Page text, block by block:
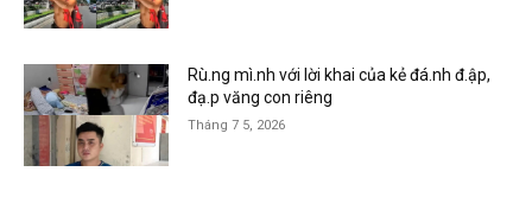
Rù.ng mì.nh với lời khai của kẻ đá.nh đ.ập,
đạ.p văng con riêng
Tháng 7 5, 2026